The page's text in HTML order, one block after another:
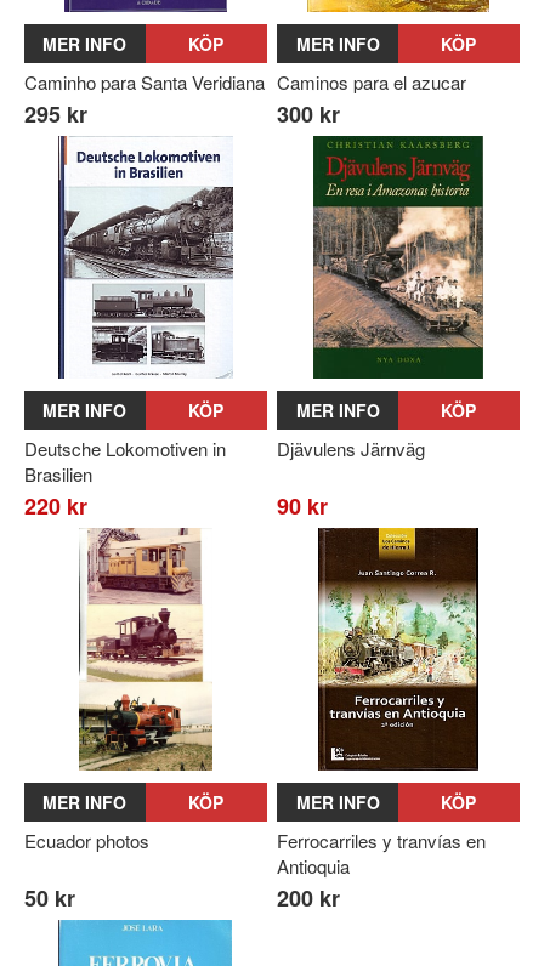
MER INFO KÖP
Caminho para Santa Veridiana
295 kr
MER INFO KÖP
Caminos para el azucar
300 kr
MER INFO KÖP
Deutsche Lokomotiven in
Brasilien
220 kr
MER INFO KÖP
Djävulens Järnväg
90 kr
MER INFO KÖP
Ecuador photos
50 kr
MER INFO KÖP
Ferrocarriles y tranvías en
Antioquia
200 kr